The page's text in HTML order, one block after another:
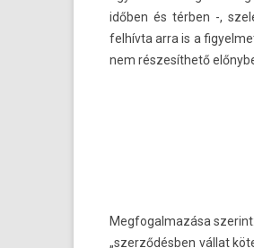
időben és térben -,
felhívta arra is a
nem részesíthető
Meg­fogal­mazása
„szerződésben vállat